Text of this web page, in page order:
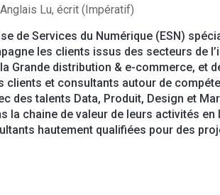
Anglais Lu, écrit (Impératif)
de Services du Numérique (ESN)
les clients issus des secteurs de
Grande distribution & e-commerce, et
et consultants autour de
des talents Data, Produit, Design et
la chaine de valeur de leurs activités
hautement qualifiées pour des